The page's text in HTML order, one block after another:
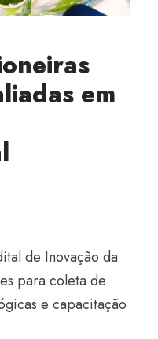
em
de Inovação da
para coleta de
e capacitação